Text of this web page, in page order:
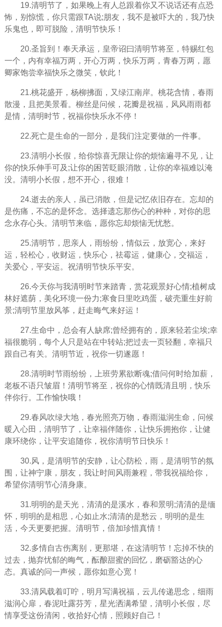
19.清明节了，如果晚上有人总跟着你又不说话还有点恐
怖，别惊慌，你只需跟TA说;朋友，我不是被吓大的，我乃快
乐鬼也，即可脱险，清明节快乐！
20.圣旨到！奉天承运，皇帝诏曰清明节将至，特赐红包
一个，内有幸福万两，开心万两，快乐万两，青春万两，愿
卿家饱尝幸福快乐之微笑，钦此！
21.桃花盛开，杨柳拂面，又绿江南岸。桃花含情，春雨
散漫，且把美景看。柳丝是问候，花瓣是祝福，风风雨雨都
是情，清明时节，祝福你快乐永不停！
22.死亡是生命的一部分，是我们注定要做的一件事。
23.清明小长假，给你惊喜无限让你的烦恼遍寻不见，让
你的快乐伸手可及;让你的困苦眨眼消散，让你的幸福难以淹
没。清明小长假，想不开心，很难！
24.逝去的亲人，虽已消散，但是记忆依旧存在。忘却的
是伤痛，不忘的是怀念。选择遗忘那伤心的种种，对你的思
念永存心头。清明节来临，愿你忘却烦恼无忧愁。
25.清明节，思亲人，雨纷纷，情似云，放宽心，来好
运，轻松心，收财运，快乐心，祛霉运，健康心，交福运，
关爱心，平安运。祝清明节快乐平安。
26.今天你与我清明时节来踏青，赏花观景好心情;植树成
林好遮荫，美化环境一份力;寒食日里吃鸡蛋，破壳重生好前
景;清明节里放风筝，赶走晦气来好运！
27.生命中，总会有人缺席;曾经拥有的，原来轻若尘埃;幸
福很脆弱，每个人只是站在中转站;把过去一页轻翻，幸福只
跟自己有关。清明节近，祝你一切遂愿！
28.清明时节雨纷纷，上班劳累欲断魂;借问何时给加薪，
老板不语只皱眉！清明节将至，祝你的心情既清且明，快乐
伴你行。工作愉快哦！
29.春风吹绿大地，春光照亮万物，春雨滋润生命，问候
暖入心田，清明节了，让幸福伴随你，让快乐拥抱你，让健
康环绕你，让平安追随你，祝你清明节日快乐！
30.风，是清明节的安静，让心防松，雨，是清明节的氛
围，让神宁康，朋友，我让时间风雨兼程，带我祝福给你，
希望你清明节心清身康。
31.明明的是天光，清清的是溪水，春和景明;清清的是缅
怀，明明的是相思，心如止水;清清的是愁云，明明的是生
活，今天更要把握。清明节，倍加珍惜真情！
32.多情自古伤离别，更那堪，在这清明节！忘掉不快的
过去，抛弃忧郁的晦气，酝酿甜蜜的回忆，磨砺豁达的心
态。真诚的问一声候，愿你如意心宽！
33.清风载着叮咛，明月写满祝福，云儿传递思念，细雨
滋润心扉，春泥吐露芬芳，星光洒满希望，清明小长假，尽
情享受这份清闲，收拾好心情，照顾好自己！